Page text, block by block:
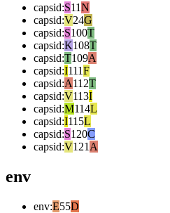
capsid:S11N
capsid:V24G
capsid:S100T
capsid:K108T
capsid:T109A
capsid:I111F
capsid:A112T
capsid:V113I
capsid:M114L
capsid:I115L
capsid:S120C
capsid:V121 A
env
env:E55D